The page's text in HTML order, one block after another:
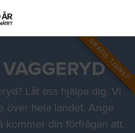
GRATIS TJÄNST
Låt oss hjälpa dig. Vi
över hela landet. Ange
kommer din förfrågan att